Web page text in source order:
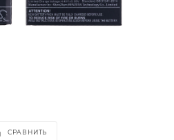
СРАВНИТЬ